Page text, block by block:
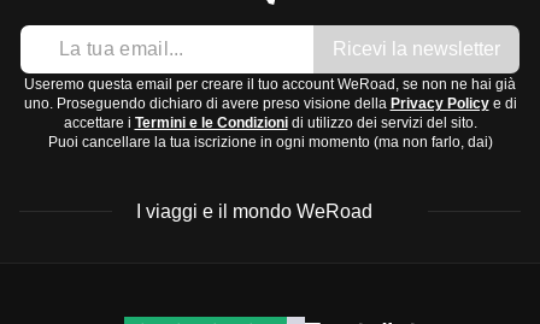
Ricevi la newsletter
Useremo questa email per creare il tuo account WeRoad, se non ne hai già
uno. Proseguendo dichiaro di avere preso visione della Privacy Policye di
accettare i Termini e le Condizionidi utilizzo dei servizi del sito.
Puoi cancellare la tua iscrizione in ogni momento (ma non farlo, dai)
I viaggi e il mondo WeRoad